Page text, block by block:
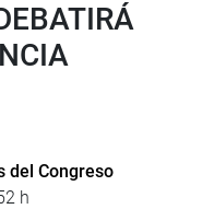
del Congreso
h